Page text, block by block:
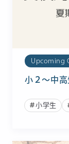
Upcoming
小２〜中
小学生